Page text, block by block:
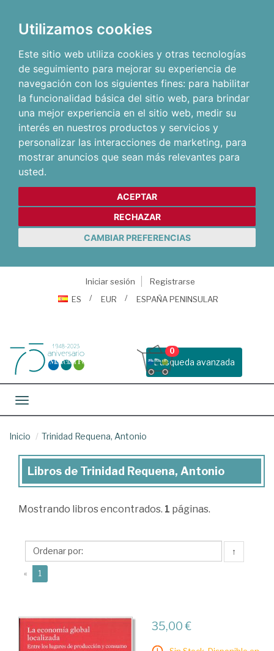
Utilizamos cookies
Este sitio web utiliza cookies y otras tecnologías
de seguimiento para mejorar su experiencia de
navegación con los siguientes fines: para habilitar
la funcionalidad básica del sitio web, para brindar
una mejor experiencia en el sitio web, medir su
interés en nuestros productos y servicios y
personalizar las interacciones de marketing, para
mostrar anuncios que sean más relevantes para
usted.
ACEPTAR
RECHAZAR
CAMBIAR PREFERENCIAS
Iniciar sesión
Registrarse
ES
EUR ESPAÑA PENINSULAR
Busqueda avanzada
0
Toggle navigation
Inicio Trinidad Requena, Antonio
Libros
Trinidad
Antonio
Libros de Trinidad Requena, Antonio
Mostrando libros encontrados. 1 páginas.
↑
« 1
35,00 €